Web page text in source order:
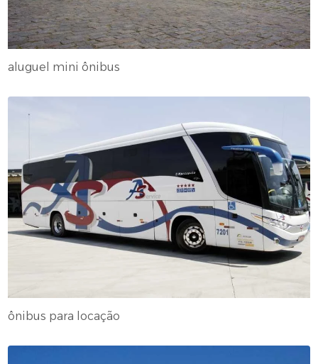
aluguel mini ônibus
ônibus para locação